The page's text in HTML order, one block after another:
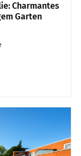
Charmantes
Garten